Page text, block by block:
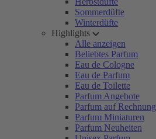
Sommerdüfte
Winterdüfte
Highlights
Alle anzeigen
Beliebtes Parfum
Eau de Cologne
Eau de Parfum
Eau de Toilette
Parfum Angebote
Parfum auf Rechnung
Parfum Miniaturen
Parfum Neuheiten